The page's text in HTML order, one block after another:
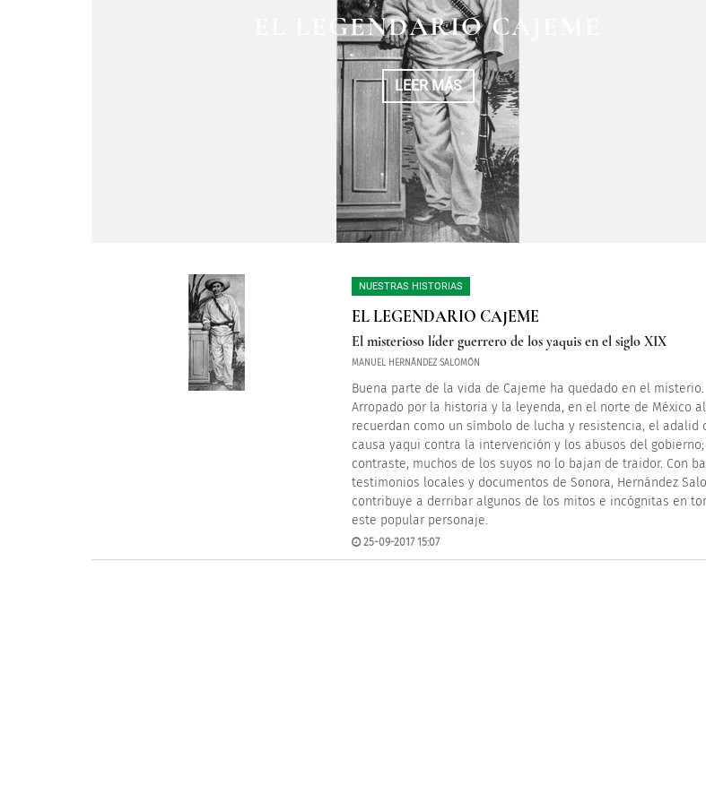
EL LEGENDARIO CAJEME
LEER MÁS
NUESTRAS HISTORIAS
EL LEGENDARIO CAJEME
El misterioso líder guerrero de los yaquis en el siglo XIX
MANUEL HERNÁNDEZ SALOMÓN
Buena parte de la vida de Cajeme ha quedado en el misterio.
Arropado por la historia y la leyenda, en el norte de México
recuerdan como un símbolo de lucha y resistencia, el adalid
causa yaqui contra la intervención y los abusos del gobierno;
contraste, muchos de los suyos no lo bajan de traidor. Con
testimonios locales y documentos de Sonora, Hernández
contribuye a derribar algunos de los mitos e incógnitas en
este popular personaje.
25-09-2017 15:07